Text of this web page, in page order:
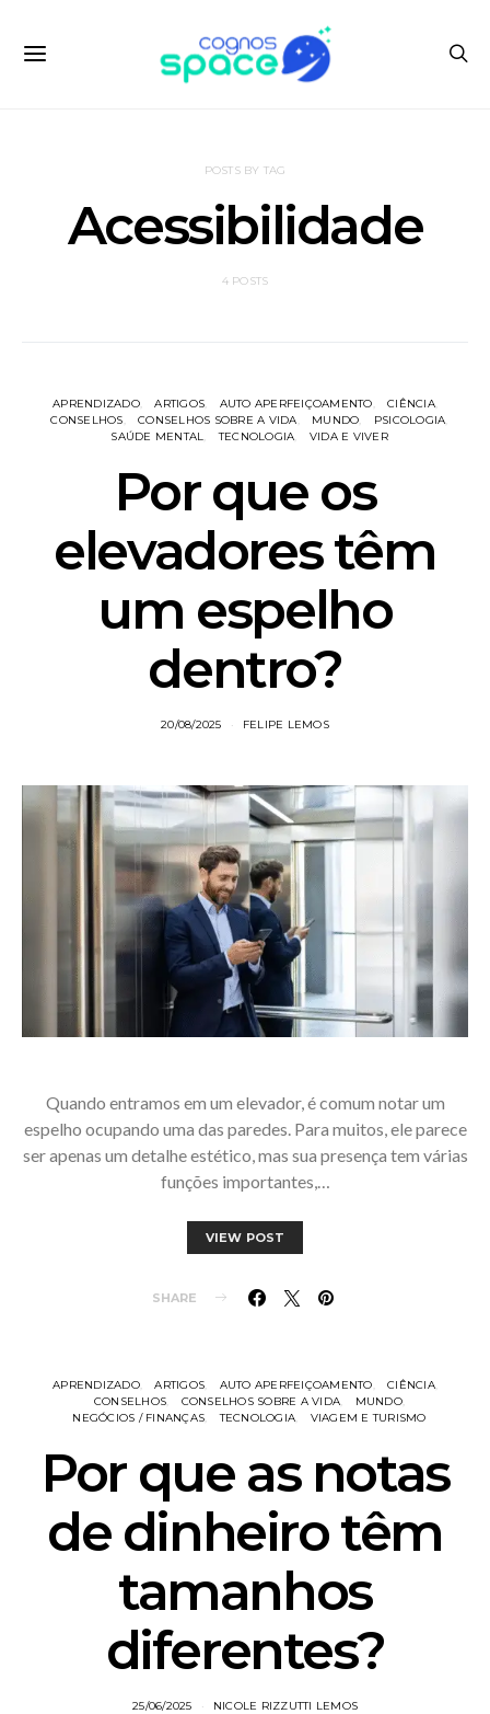
POSTS BY TAG
Acessibilidade
4 POSTS
APRENDIZADO ARTIGOS AUTO APERFEIÇOAMENTO
CIÊNCIA
CONSELHOS
CONSELHOS SOBRE A VIDA MUNDO
PSICOLOGIA
SAÚDE MENTAL
TECNOLOGIA VIDA E VIVER
Por que os
elevadores têm
um espelho
dentro?
20/08/2025 FELIPE LEMOS
Quando entramos em um elevador, é comum notar um
espelho ocupando uma das paredes. Para muitos, ele parece
ser apenas um detalhe estético, mas sua presença tem várias
funções importantes,…
VIEW POST
SHARE
APRENDIZADO ARTIGOS AUTO APERFEIÇOAMENTO
CIÊNCIA
CONSELHOS
CONSELHOS SOBRE A VIDA
MUNDO
NEGÓCIOS / FINANÇAS
TECNOLOGIA VIAGEM E TURISMO
Por que as notas
de dinheiro têm
tamanhos
diferentes?
25/06/2025 NICOLE RIZZUTTI LEMOS